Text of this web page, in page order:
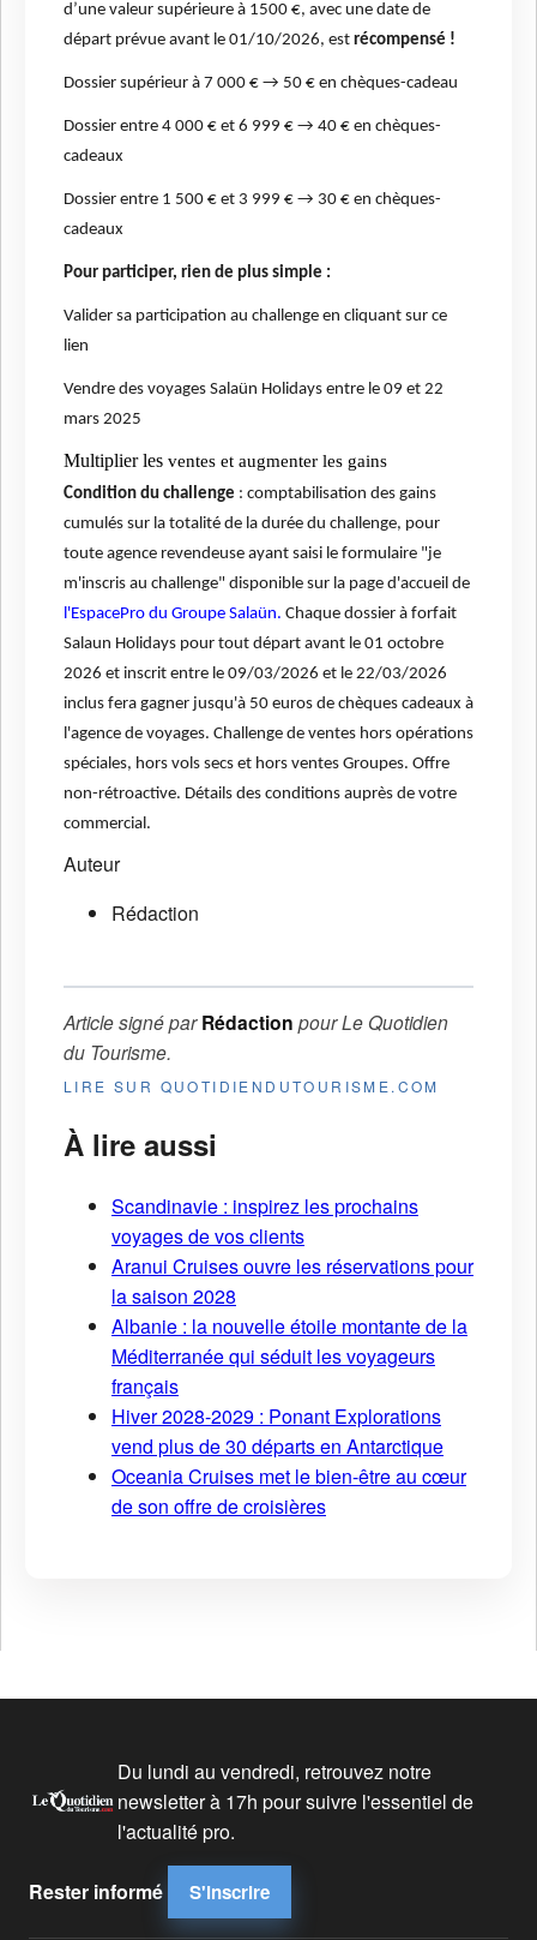
d’une valeur supérieure à 1500 €, avec une date de
départ prévue avant le 01/10/2026, est récompensé !
Dossier supérieur à 7 000 € → 50 € en chèques-cadeau
Dossier entre 4 000 € et 6 999 € → 40 € en chèques-
cadeaux
Dossier entre 1 500 € et 3 999 € → 30 € en chèques-
cadeaux
Pour participer, rien de plus simple :
Valider sa participation au challenge en cliquant sur ce
lien
Vendre des voyages Salaün Holidays entre le 09 et 22
mars 2025
Multiplier les ventes et augmenter les gains
Condition du challenge : comptabilisation des gains
cumulés sur la totalité de la durée du challenge, pour
toute agence revendeuse ayant saisi le formulaire "je
m'inscris au challenge" disponible sur la page d'accueil de
l'EspacePro du Groupe Salaün. Chaque dossier à forfait
Salaun Holidays pour tout départ avant le 01 octobre
2026 et inscrit entre le 09/03/2026 et le 22/03/2026
inclus fera gagner jusqu'à 50 euros de chèques cadeaux à
l'agence de voyages. Challenge de ventes hors opérations
spéciales, hors vols secs et hors ventes Groupes. Offre
non-rétroactive. Détails des conditions auprès de votre
commercial.
Auteur
Rédaction
Article signé parRédaction pourLe Quotidien
du Tourisme.
LIRE SUR QUOTIDIENDUTOURISME.COM
À lire aussi
Scandinavie : inspirez les prochains
voyages de vos clients
Aranui Cruises ouvre les réservations pour
la saison 2028
Albanie : la nouvelle étoile montante de la
Méditerranée qui séduit les voyageurs
français
Hiver 2028-2029 : Ponant Explorations
vend plus de 30 départs en Antarctique
Oceania Cruises met le bien-être au cœur
de son offre de croisières
Du lundi au vendredi, retrouvez notre
newsletter à 17h pour suivre l'essentiel de
l'actualité pro.
Rester informé S'inscrire